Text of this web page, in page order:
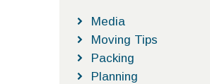
Media
Moving Tips
Packing
Planning